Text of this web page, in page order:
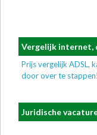
Vergelijk internet,
Prijs vergelijk ADSL,
door over te stappen!
Juridische